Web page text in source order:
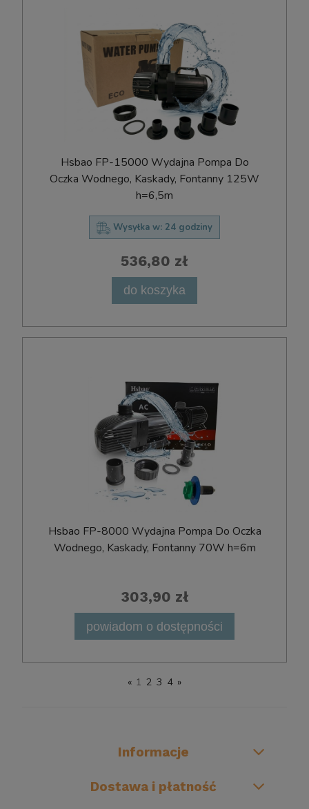
Hsbao FP-15000 Wydajna Pompa Do
Oczka Wodnego, Kaskady, Fontanny 125W
h=6,5m
Wysyłka w: 24 godziny
536,80 zł
do koszyka
Hsbao FP-8000 Wydajna Pompa Do Oczka
Wodnego, Kaskady, Fontanny 70W h=6m
303,90 zł
powiadom o dostępności
« 1 2 3 4 »
Informacje
Dostawa i płatność